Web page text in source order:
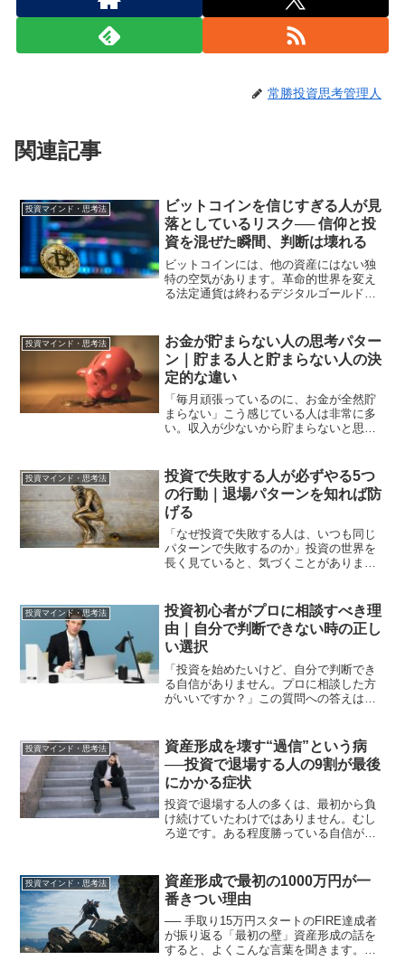
常勝投資思考管理人
関連記事
投資マインド・思考法
ビットコインを信じすぎる人が見
落としているリスク── 信仰と投
資を混ぜた瞬間、判断は壊れる
ビットコインには、他の資産にはない独
特の空気があります。革命的世界を変え
る法定通貨は終わるデジタルゴールドこ
穴があります。「信じる」ことと「投資
する」ことは、まったく別...
投資マインド・思考法
お金が貯まらない人の思考パター
ン｜貯まる人と貯まらない人の決
定的な違い
「毎月頑張っているのに、お金が全然貯
まらない」こう感じている人は非常に多
い。収入が少ないから貯まらないと思っ
は、収入の多さではなく思考パターンに
あることがほとんどです。私...
投資マインド・思考法
投資で失敗する人が必ずやる5つ
の行動｜退場パターンを知れば防
げる
「なぜ投資で失敗する人は、いつも同じ
パターンで失敗するのか」投資の世界を
長く見ていると、気づくことがありま
金額が違う。しかし失敗に至るプロセス
は、ほぼ同じです。私は手取...
投資マインド・思考法
投資初心者がプロに相談すべき理
由｜自分で判断できない時の正し
い選択
「投資を始めたいけど、自分で判断でき
る自信がありません。プロに相談した方
がいいですか？」この質問への答えは条
しかし投資を始めたばかりの段階・また
は複雑な状況に直面した段...
投資マインド・思考法
資産形成を壊す“過信”という病
──投資で退場する人の9割が最後
にかかる症状
投資で退場する人の多くは、最初から負
け続けていたわけではありません。むし
ろ逆です。ある程度勝っている自信がつ
りません。過信です。私は、株式・投資
信託・仮想通貨を通じて長...
投資マインド・思考法
資産形成で最初の1000万円が一
番きつい理由
── 手取り15万円スタートのFIRE達成者
が振り返る「最初の壁」資産形成の話を
すると、よくこんな言葉を聞きます。